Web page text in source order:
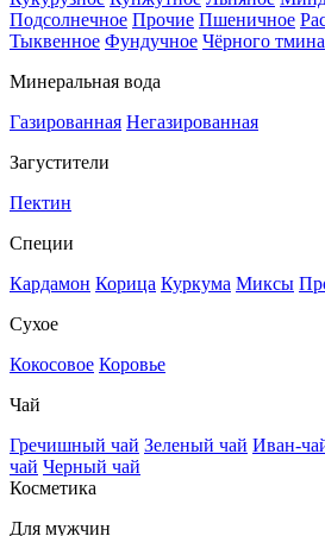
Подсолнечное Прочие Пшеничное
Тыквенное Фундучное Чёрного тмина
Минеральная вода
Газированная Негазированная
Загустители
Пектин
Специи
Кардамон Корица Куркума Миксы
Сухое
Кокосовое Коровье
Чай
Гречишный чай Зеленый чай Иван-
чай Черный чай
Косметика
Для мужчин